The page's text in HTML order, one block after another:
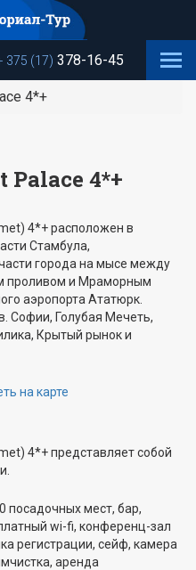
375 (17) 378-16-45
4*+
Palace 4*+
4*+ расположен в
Стамбула,
города на мысе между
проливом и Мраморным
аэропорта Ататюрк.
Софии, Голубая Мечеть,
Крытый рынок и
на карте
4*+ представляет собой
посадочных мест, бар,
wi-fi, конференц-зал
регистрации, сейф, камера
аренда